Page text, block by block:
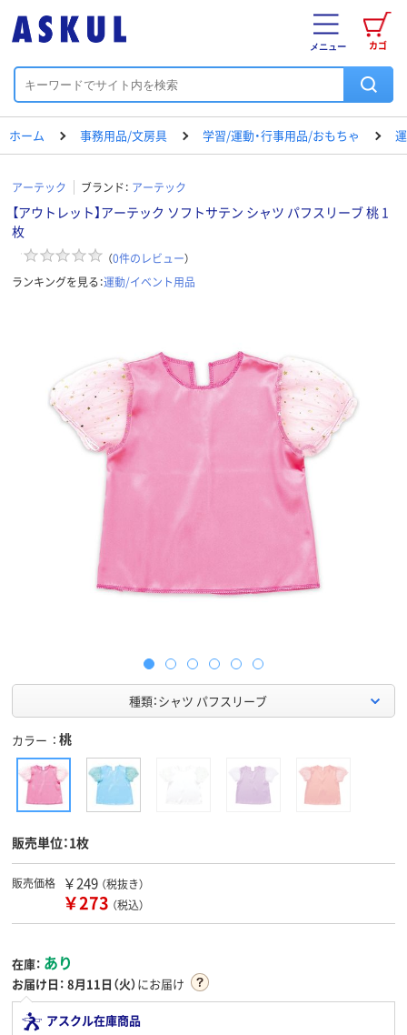
カゴ
メニュー
ホーム 事務用品/文房具 学習/運動・行事用品/おもちゃ
アーテック ブランド： アーテック
【アウトレット】アーテック ソフトサテン シャツ パフスリーブ 桃 1
枚
（0件のレビュー）
ランキングを見る：運動/イベント用品
種類：シャツ パフスリーブ
カラー 桃
販売単位：1枚
販売価格 ￥249 （税抜き）
￥273 （税込）
在庫： あり
お届け日： 8月11日（火）にお届け
アスクル在庫商品